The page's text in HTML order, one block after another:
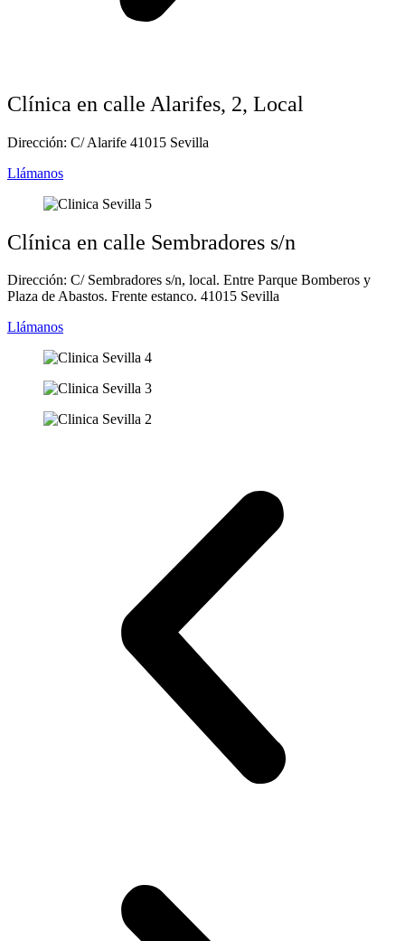
Clínica en calle Alarifes, 2, Local
Dirección: C/ Alarife 41015 Sevilla
Llámanos
Clínica en calle Sembradores s/n
Dirección: C/ Sembradores s/n, local. Entre Parque Bomberos y
Plaza de Abastos. Frente estanco. 41015 Sevilla
Llámanos